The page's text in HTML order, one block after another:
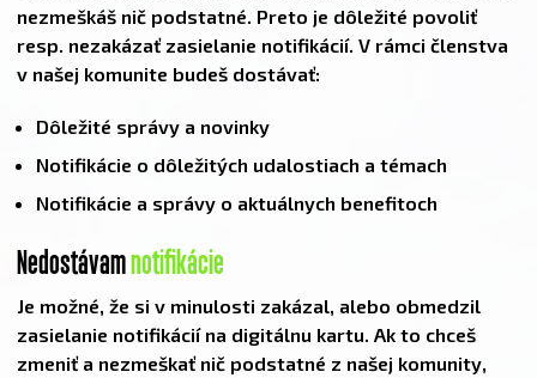
nezmeškáš nič podstatné. Preto je dôležité povoliť
resp. nezakázať zasielanie notifikácií. V rámci členstva
v našej komunite budeš dostávať:
Dôležité správy a novinky
Notifikácie o dôležitých udalostiach a témach
Notifikácie a správy o aktuálnych benefitoch
Nedostávamnotifikácie
Je možné, že si v minulosti zakázal, alebo obmedzil
zasielanie notifikácií na digitálnu kartu. Ak to chceš
zmeniť a nezmeškať nič podstatné z našej komunity,